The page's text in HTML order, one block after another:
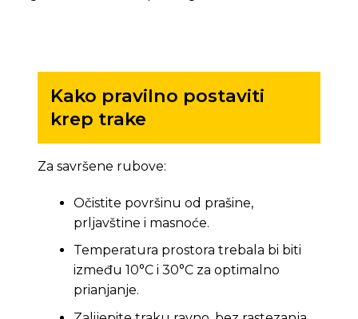
Kako pravilno postaviti
krep trake
Za savršene rubove:
Očistite površinu od prašine,
prljavštine i masnoće.
Temperatura prostora trebala bi biti
između 10°C i 30°C za optimalno
prianjanje.